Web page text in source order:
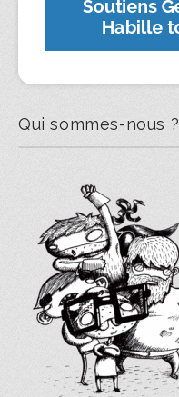
Qui sommes-nous ?